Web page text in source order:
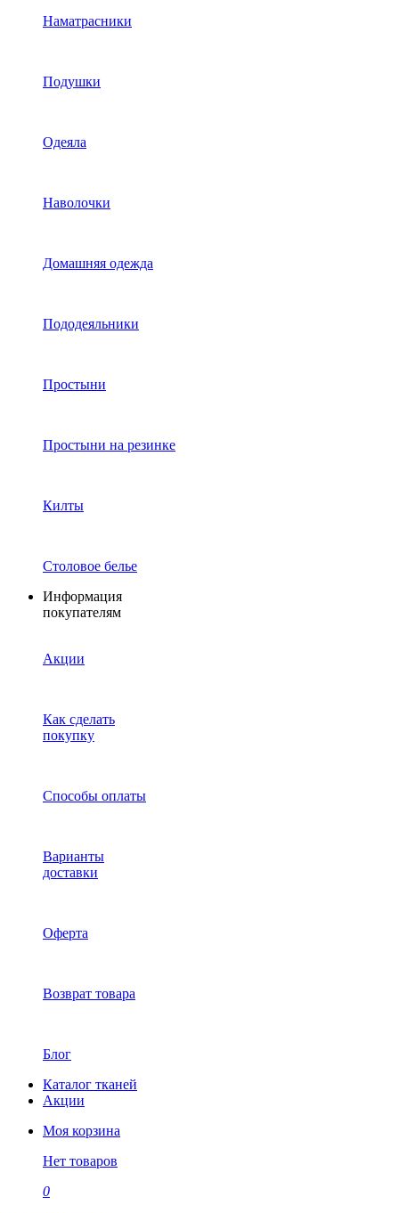
Наматрасники
Подушки
Одеяла
Наволочки
Домашняя одежда
Пододеяльники
Простыни
Простыни на резинке
Килты
Столовое белье
Информация
покупателям
Акции
Как сделать
покупку
Способы оплаты
Варианты
доставки
Оферта
Возврат товара
Блог
Каталог тканей
Акции
Моя корзина
Нет товаров
0